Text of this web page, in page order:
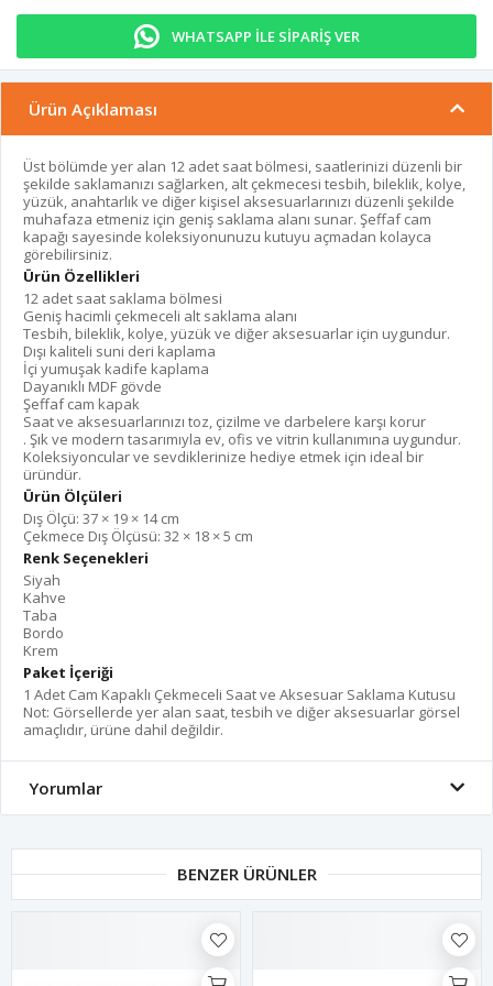
WHATSAPP İLE SİPARİŞ VER
Ürün Açıklaması
Üst bölümde yer alan 12 adet saat bölmesi, saatlerinizi düzenli bir
şekilde saklamanızı sağlarken, alt çekmecesi tesbih, bileklik, kolye,
yüzük, anahtarlık ve diğer kişisel aksesuarlarınızı düzenli şekilde
muhafaza etmeniz için geniş saklama alanı sunar. Şeffaf cam
kapağı sayesinde koleksiyonunuzu kutuyu açmadan kolayca
görebilirsiniz.
Ürün Özellikleri
12 adet saat saklama bölmesi
Geniş hacimli çekmeceli alt saklama alanı
Tesbih, bileklik, kolye, yüzük ve diğer aksesuarlar için uygundur.
Dışı kaliteli suni deri kaplama
İçi yumuşak kadife kaplama
Dayanıklı MDF gövde
Şeffaf cam kapak
Saat ve aksesuarlarınızı toz, çizilme ve darbelere karşı korur
. Şık ve modern tasarımıyla ev, ofis ve vitrin kullanımına uygundur.
Koleksiyoncular ve sevdiklerinize hediye etmek için ideal bir
üründür.
Ürün Ölçüleri
Dış Ölçü: 37 × 19 × 14 cm
Çekmece Dış Ölçüsü: 32 × 18 × 5 cm
Renk Seçenekleri
Siyah
Kahve
Taba
Bordo
Krem
Paket İçeriği
1 Adet Cam Kapaklı Çekmeceli Saat ve Aksesuar Saklama Kutusu
Not: Görsellerde yer alan saat, tesbih ve diğer aksesuarlar görsel
amaçlıdır, ürüne dahil değildir.
Yorumlar
BENZER ÜRÜNLER